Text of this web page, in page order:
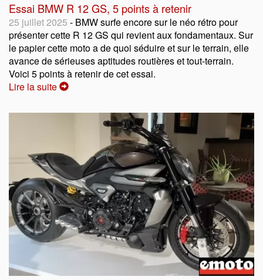
Essai BMW R 12 GS, 5 points à retenir
25 juillet 2025 - BMW surfe encore sur le néo rétro pour
présenter cette R 12 GS qui revient aux fondamentaux. Sur
le papier cette moto a de quoi séduire et sur le terrain, elle
avance de sérieuses aptitudes routières et tout-terrain.
Voici 5 points à retenir de cet essai.
Lire la suite